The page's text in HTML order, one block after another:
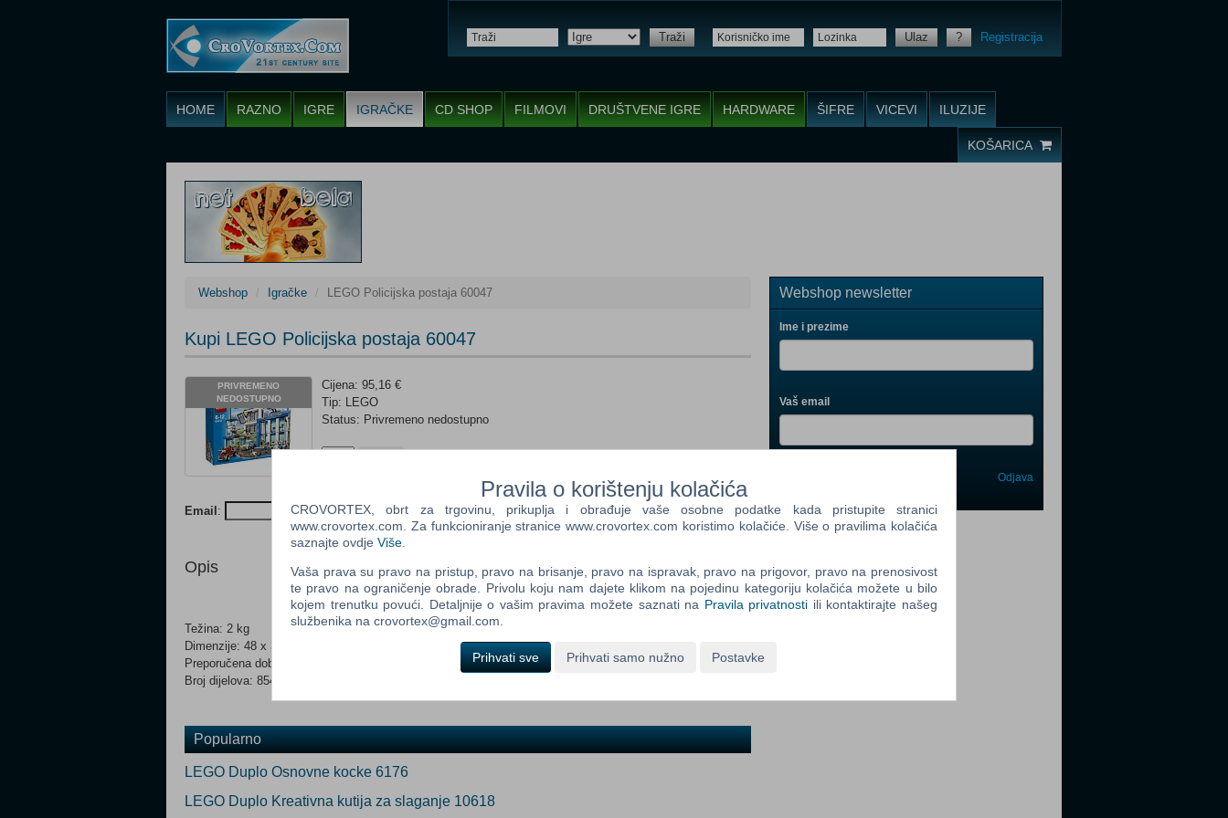
Traži Ulaz ? Registracija
HOME RAZNO IGRE IGRAČKE CD SHOP FILMOVI DRUŠTVENE IGRE HARDWARE ŠIFRE VICEVI ILUZIJE
KOŠARICA
Webshop Igračke LEGO Policijska postaja 60047
Kupi LEGO Policijska postaja 60047
PRIVREMENO
NEDOSTUPNO
Cijena: 95,16 €
Tip: LEGO
Status: Privremeno nedostupno
Obavijesti me kada proizvod postane dostupan:
Email : Prijavi me
Opis
Težina: 2 kg
Dimenzije: 48 x 37.8 x 11.2 cm
Preporučena dob: 6-12 godina
Broj dijelova: 854
Popularno
LEGO Duplo Osnovne kocke 6176
LEGO Duplo Kreativna kutija za slaganje 10618
Webshop newsletter
Ime i prezime
Vaš email
One
Newsletter
Control
Odjava
Pravila o korištenju kolačića
CROVORTEX, obrt za trgovinu, prikuplja i obrađuje vaše osobne podatke kada pristupite stranici
www.crovortex.com. Za funkcioniranje stranice www.crovortex.com koristimo kolačiće. Više o pravilima kolačića
saznajte ovdje Više
Vaša prava su pravo na pristup, pravo na brisanje, pravo na ispravak, pravo na prigovor, pravo na prenosivost
te pravo na ograničenje obrade. Privolu koju nam dajete klikom na pojedinu kategoriju kolačića možete u bilo
kojem trenutku povući. Detaljnije o vašim pravima možete saznati na Pravila privatnosti ili kontaktirajte našeg
službenika na crovortex@gmail.com.
Prihvati sve Prihvati samo nužno Postavke